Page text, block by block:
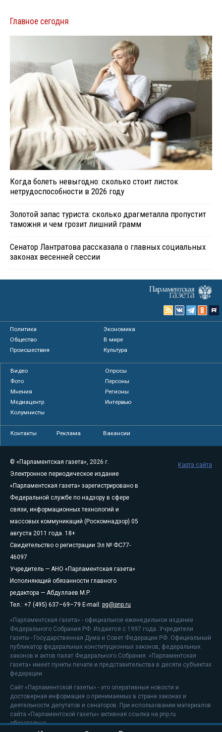
Главное сегодня
Когда болеть невыгодно: сколько стоит листок
нетрудоспособности в 2026 году
Золотой запас туриста: сколько драгметалла пропустит
таможня и чем грозит лишний грамм
Сенатор Лантратова рассказала о главных социальных
законах весенней сессии
Политика
Экономика
Общество
В мире
Происшествия
Культура
Видео
Опросы
Фото
Персоны
Мнения
Регионы
Медиацентр
Интервью
Колумнисты
Контакты Реклама Вакансии
© «Парламентская газета», 2026 г.
Электронное периодическое издание
«Парламентская газета» зарегистрировано в
Федеральной службе по надзору в сфере
связи, информационных технологий и
массовых коммуникаций (Роскомнадзор) 05
августа 2011 года. 18+
Свидетельство о регистрации Эл № ФС77-
46097
Учредитель — АНО «Парламентская газета»
Исполняющий обязанности главного
редактора — Абдуллаев М.Р.
Тел.: +7 (495) 637–69–79 E-mail: pg@pnp.ru
«Парламентская газета» - официальное еженедельное издание
Федерального Собрания РФ. Издается с 1997 года. Учредители
газеты - Государственная Дума и Совет Федерации РФ. Официальный
публикатор федеральных конституционных законов, федеральных
законов и актов палат Федерального Собрания. «Парламентская
газета» имеет пункты печати и представительства в десяти субъектах
федерации.
Сайт «Парламентской газеты» - это оперативные новости и
достоверная информация о принимаемых в стране законах и
деятельности депутатов и сенаторов. При использовании материалов
сайта «Парламентской газеты» активная ссылка на pnp.ru
обязательна.
Карта сайта